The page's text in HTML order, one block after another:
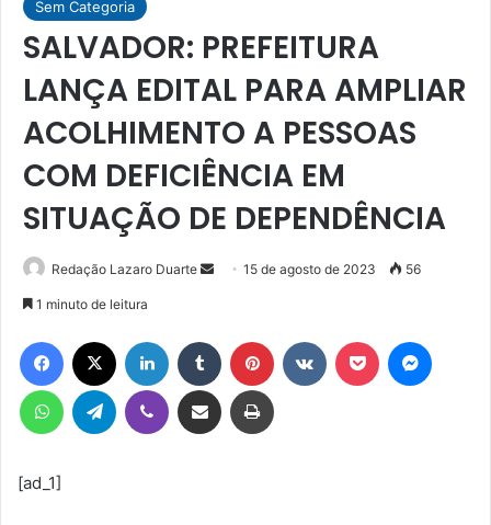
Sem Categoria
SALVADOR: PREFEITURA
LANÇA EDITAL PARA AMPLIAR
ACOLHIMENTO A PESSOAS
COM DEFICIÊNCIA EM
SITUAÇÃO DE DEPENDÊNCIA
Redação Lazaro Duarte
Mande
mail
15 de agosto de 2023 56
1 minuto de leitura
Facebook Linkedin Tumblr Pinterest Pocket
WhatsAppTelegram Viber Compartilhar via e-mail Imprimir
[ad_1]